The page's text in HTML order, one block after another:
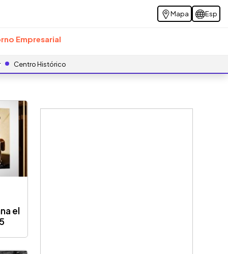
Mapa Esp
Empresarial
Centro Histórico
el